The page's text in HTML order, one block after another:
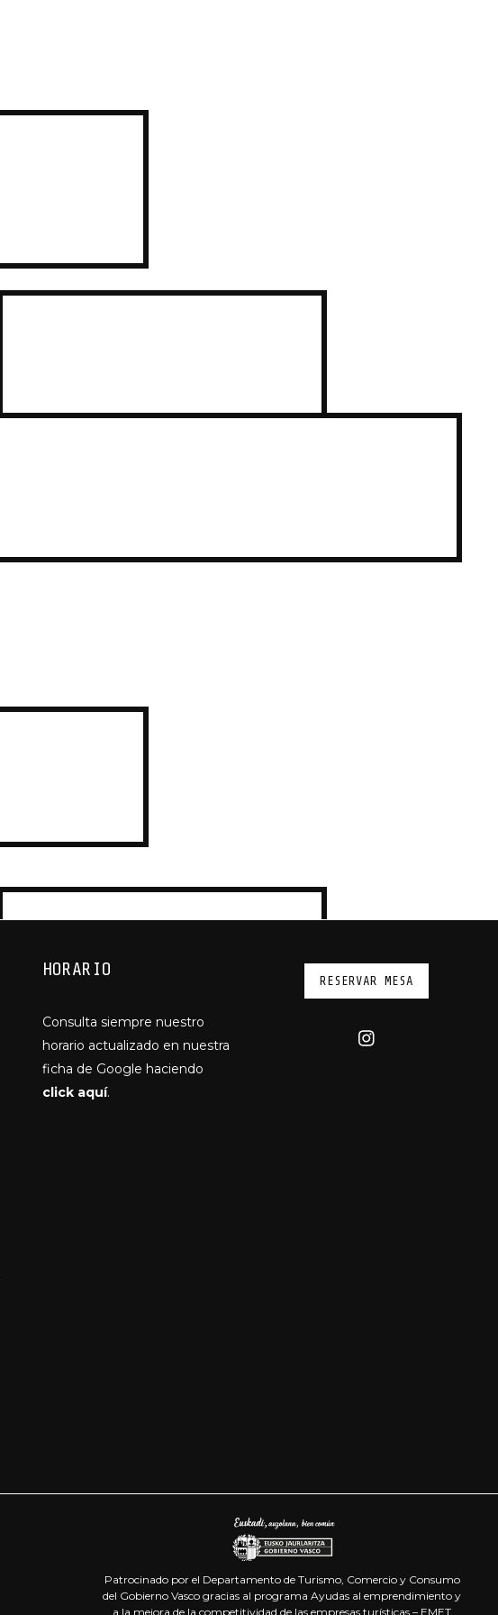
HORARIO
Consulta siempre nuestro
horario actualizado en nuestra
ficha de Google haciendo
click aquí.
RESERVAR MESA
Patrocinado por el Departamento de Turismo, Comercio y Consumo
del Gobierno Vasco gracias al programa Ayudas al emprendimiento y
a la mejora de la competitividad de las empresas turísticas – EMET